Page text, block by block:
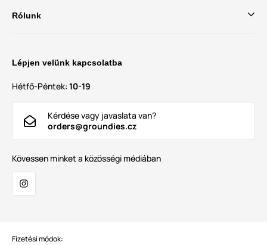
Rólunk
Lépjen velünk kapcsolatba
Hétfő-Péntek: 10-19
Kérdése vagy javaslata van?
orders@groundies.cz
Kövessen minket a közösségi médiában
Fizetési módok: